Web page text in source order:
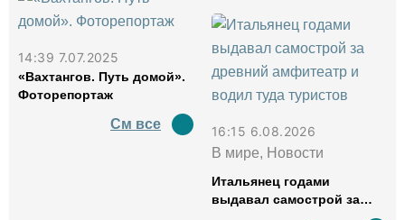
14:39 7.07.2025
«Вахтангов. Путь домой».
Фоторепортаж
См все
16:15 6.08.2026
В мире, Новости
Итальянец годами
выдавал самострой за